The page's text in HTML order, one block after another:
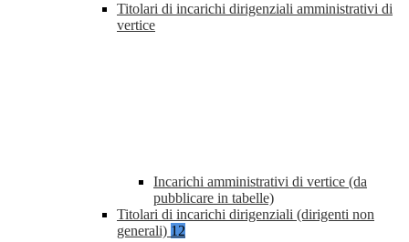
Titolari di incarichi dirigenziali amministrativi di
vertice
Incarichi amministrativi di vertice (da
pubblicare in tabelle)
Titolari di incarichi dirigenziali (dirigenti non
generali) 12